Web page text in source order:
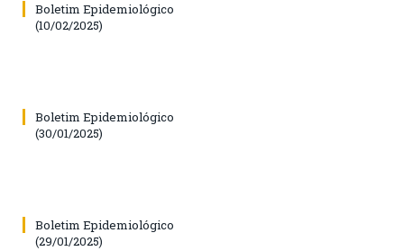
Boletim Epidemiológico
(10/02/2025)
Boletim Epidemiológico
(30/01/2025)
Boletim Epidemiológico
(29/01/2025)